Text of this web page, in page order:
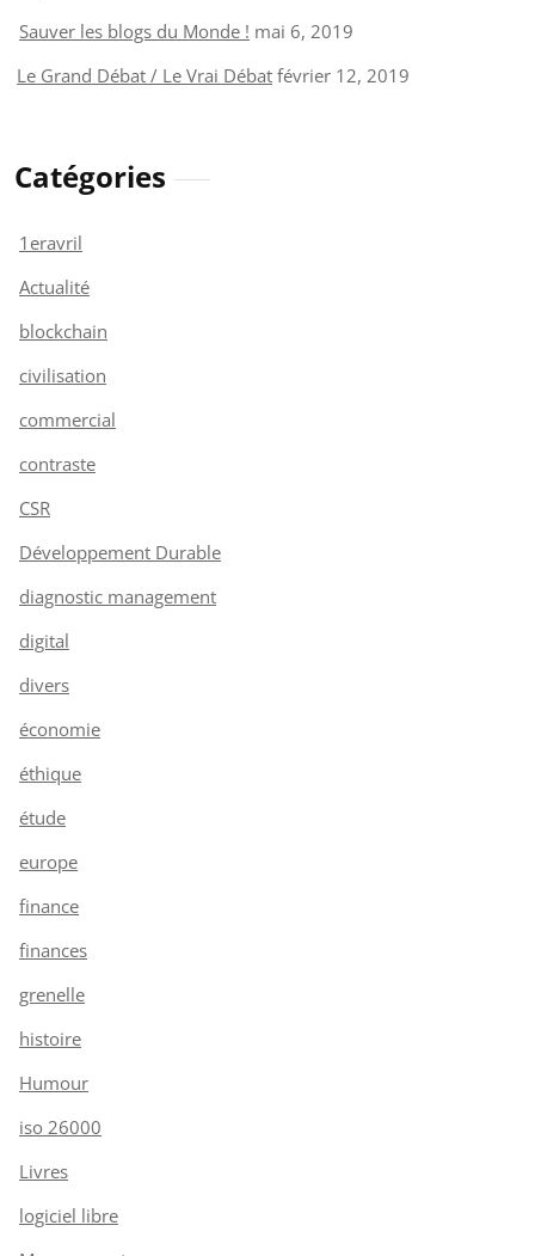
Sauver les blogs du Monde ! mai 6, 2019
Le Grand Débat / Le Vrai Débat février 12, 2019
Catégories
1eravril
Actualité
blockchain
civilisation
commercial
contraste
CSR
Développement Durable
diagnostic management
digital
divers
économie
éthique
étude
europe
finance
finances
grenelle
histoire
Humour
iso 26000
Livres
logiciel libre